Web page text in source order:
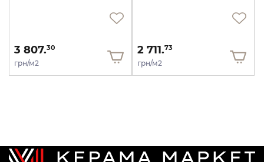
3 807.30
грн/м2
2 711.73
грн/м2